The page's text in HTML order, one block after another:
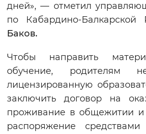
дней», — отметил
по Кабардино-Балкарской
Баков.
Чтобы направить
обучение, родителям
лицензированную
заключить договор на
проживание в общежитии и
распоряжение